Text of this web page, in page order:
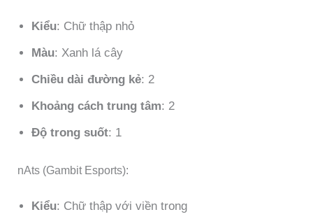
Kiểu: Chữ thập nhỏ
Màu: Xanh lá cây
Chiều dài đường kẻ: 2
Khoảng cách trung tâm: 2
Độ trong suốt: 1
nAts (Gambit Esports):
Kiểu: Chữ thập với viền trong